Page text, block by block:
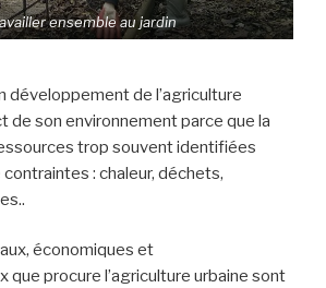
ensemble au jardin
développement de l’agriculture
de son environnement parce que la
trop souvent identifiées
: chaleur, déchets,
économiques et
que procure l’agriculture urbaine sont